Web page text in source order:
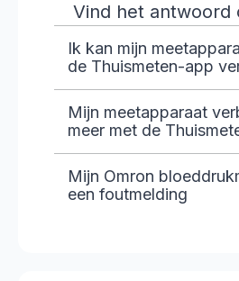
Vind het antwoord
Ik kan mijn
de Thuismeten-app
Mijn meetapparaat
meer met de
Mijn Omron
een foutmelding